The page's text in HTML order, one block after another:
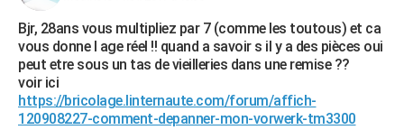
Bjr, 28ans vous multipliez par 7 (comme les toutous) et ca
vous donne l age réel !! quand a savoir s il y a des pièces oui
peut etre sous un tas de vieilleries dans une remise ??
voir ici
https://bricolage.linternaute.com/forum/affich-
120908227-comment-depanner-mon-vorwerk-tm3300